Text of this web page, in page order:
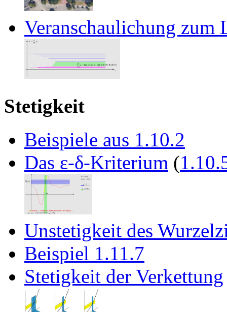
Veranschaulichung
Stetigkeit
Beispiele aus 1.10.2
Das ε-δ-Kriterium (
Unstetigkeit des
Beispiel 1.11.7
Stetigkeit der Verkettung